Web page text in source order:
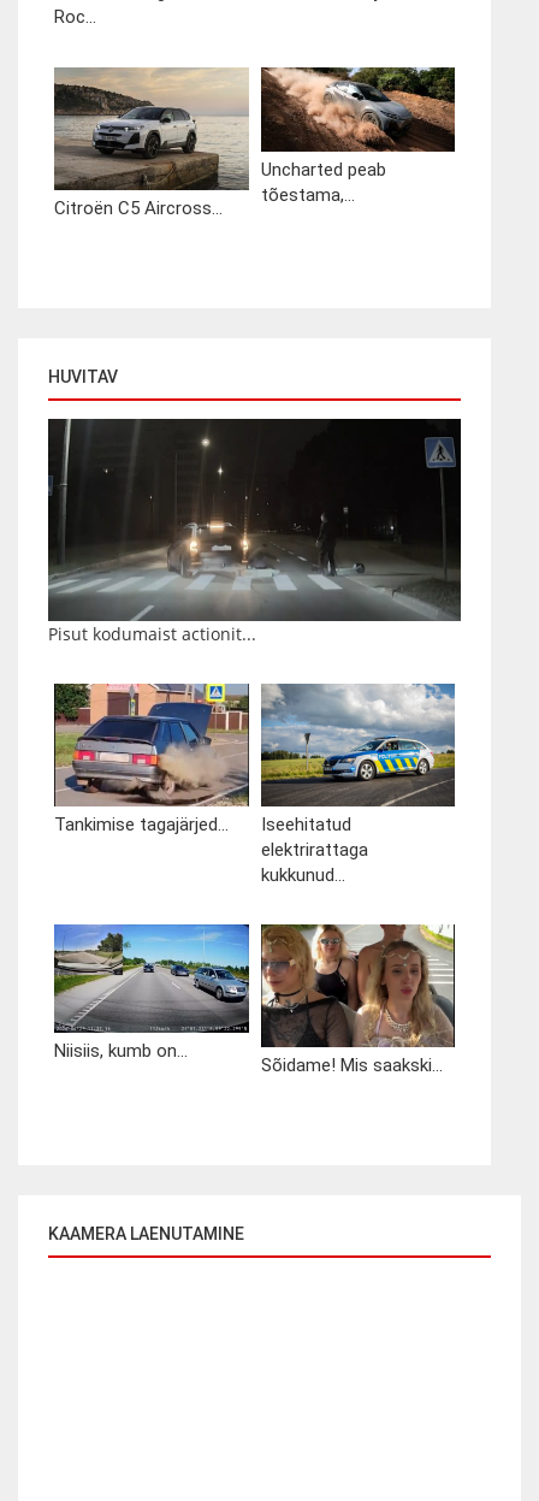
Roc...
Citroën C5 Aircross...
Uncharted peab
tõestama,...
HUVITAV
Pisut kodumaist actionit...
Tankimise tagajärjed...
Iseehitatud
elektrirattaga
kukkunud...
Niisiis, kumb on...
Sõidame! Mis saakski...
KAAMERA LAENUTAMINE